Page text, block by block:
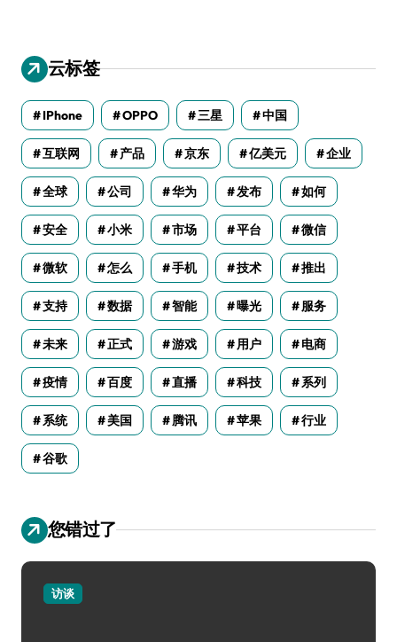
云标签
IPhone OPPO 三星 中国
互联网 产品 京东 亿美元 企业
全球 公司 华为 发布 如何
安全 小米 市场 平台 微信
微软 怎么 手机 技术 推出
支持 数据 智能 曝光 服务
未来 正式 游戏 用户 电商
疫情 百度 直播 科技 系列
系统 美国 腾讯 苹果 行业
谷歌
您错过了
访谈